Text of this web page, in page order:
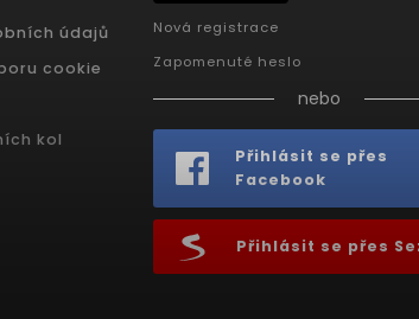
údajů
cookie
kol
Nová registrace
Zapomenuté heslo
nebo
Přihlásit se přes
Facebook
Přihlásit se přes